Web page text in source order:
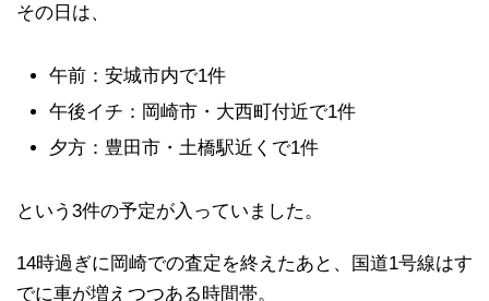
その日は、
午前：安城市内で1件
午後イチ：岡崎市・大西町付近で1件
夕方：豊田市・土橋駅近くで1件
という3件の予定が入っていました。
14時過ぎに岡崎での査定を終えたあと、国道1号線はす
でに車が増えつつある時間帯。